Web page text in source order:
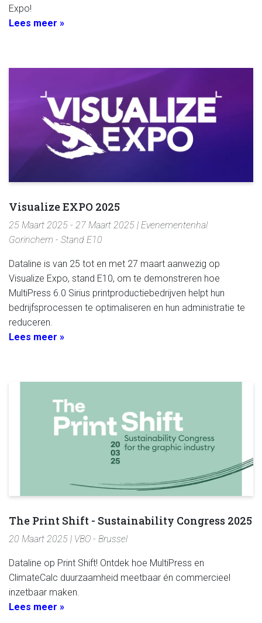
Expo!
Lees meer »
Visualize EXPO 2025
25 Maart 2025 - 27 Maart 2025 | Evenementenhal
Gorinchem - Stand E10
Dataline is van 25 tot en met 27 maart aanwezig op
Visualize Expo, stand E10, om te demonstreren hoe
MultiPress 6.0 Sirius printproductiebedrijven helpt hun
bedrijfsprocessen te optimaliseren en hun administratie te
reduceren.
Lees meer »
The Print Shift - Sustainability Congress 2025
20 Maart 2025 | VBO - Brussel
Dataline op Print Shift! Ontdek hoe MultiPress en
ClimateCalc duurzaamheid meetbaar én commercieel
inzetbaar maken.
Lees meer »